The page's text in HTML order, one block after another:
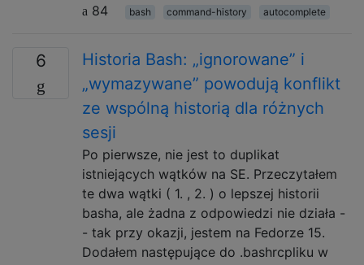
84
bash command-history autocomplete
6
Historia Bash: „ignorowane” i
„wymazywane” powodują konflikt
ze wspólną historią dla różnych
sesji
Po pierwsze, nie jest to duplikat
istniejących wątków na SE. Przeczytałem
te dwa wątki ( 1. , 2. ) o lepszej historii
basha, ale żadna z odpowiedzi nie działa -
- tak przy okazji, jestem na Fedorze 15.
Dodałem następujące do .bashrcpliku w